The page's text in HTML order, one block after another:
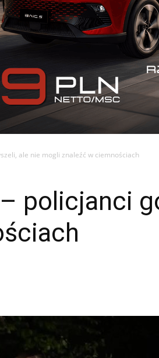
ale nie mogli znaleźć w ciemnościach
policjanci